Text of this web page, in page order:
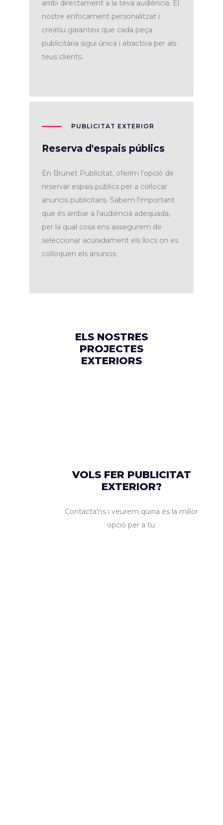
arribi directament a la teva audiència. El
nostre enfocament personalitzat i
creatiu garanteix que cada peça
publicitària sigui única i atractiva per als
teus clients.
PUBLICITAT EXTERIOR
Reserva d'espais públics
En Brunet Publicitat, oferim l'opció de
reservar espais públics per a col·locar
anuncis publicitaris. Sabem l'important
que és arribar a l'audiència adequada,
per la qual cosa ens assegurem de
seleccionar acuradament els llocs on es
col·loquen els anuncis.
ELS NOSTRES
PROJECTES
EXTERIORS
VOLS FER PUBLICITAT
EXTERIOR?
Contacta'ns i veurem quina és la millor
opció per a tu.